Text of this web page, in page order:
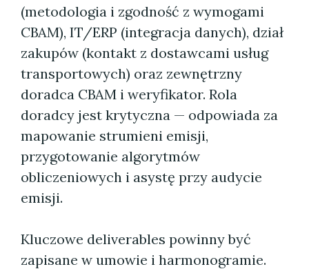
(metodologia i zgodność z wymogami
CBAM), IT/ERP (integracja danych), dział
zakupów (kontakt z dostawcami usług
transportowych) oraz zewnętrzny
doradca CBAM i weryfikator. Rola
doradcy jest krytyczna — odpowiada za
mapowanie strumieni emisji,
przygotowanie algorytmów
obliczeniowych i asystę przy audycie
emisji.
Kluczowe deliverables powinny być
zapisane w umowie i harmonogramie.